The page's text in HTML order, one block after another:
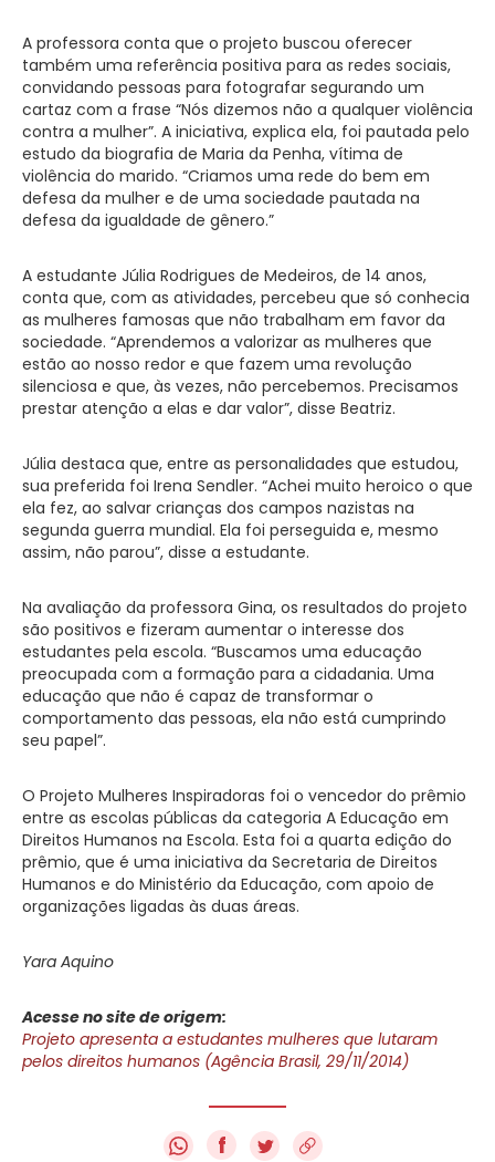
A professora conta que o projeto buscou oferecer
também uma referência positiva para as redes sociais,
convidando pessoas para fotografar segurando um
cartaz com a frase “Nós dizemos não a qualquer violência
contra a mulher”. A iniciativa, explica ela, foi pautada pelo
estudo da biografia de Maria da Penha, vítima de
violência do marido. “Criamos uma rede do bem em
defesa da mulher e de uma sociedade pautada na
defesa da igualdade de gênero.”
A estudante Júlia Rodrigues de Medeiros, de 14 anos,
conta que, com as atividades, percebeu que só conhecia
as mulheres famosas que não trabalham em favor da
sociedade. “Aprendemos a valorizar as mulheres que
estão ao nosso redor e que fazem uma revolução
silenciosa e que, às vezes, não percebemos. Precisamos
prestar atenção a elas e dar valor”, disse Beatriz.
Júlia destaca que, entre as personalidades que estudou,
sua preferida foi Irena Sendler. “Achei muito heroico o que
ela fez, ao salvar crianças dos campos nazistas na
segunda guerra mundial. Ela foi perseguida e, mesmo
assim, não parou”, disse a estudante.
Na avaliação da professora Gina, os resultados do projeto
são positivos e fizeram aumentar o interesse dos
estudantes pela escola. “Buscamos uma educação
preocupada com a formação para a cidadania. Uma
educação que não é capaz de transformar o
comportamento das pessoas, ela não está cumprindo
seu papel”.
O Projeto Mulheres Inspiradoras foi o vencedor do prêmio
entre as escolas públicas da categoria A Educação em
Direitos Humanos na Escola. Esta foi a quarta edição do
prêmio, que é uma iniciativa da Secretaria de Direitos
Humanos e do Ministério da Educação, com apoio de
organizações ligadas às duas áreas.
Yara Aquino
Acesse no site de origem:
Projeto apresenta a estudantes mulheres que lutaram
pelos direitos humanos (Agência Brasil, 29/11/2014)
f